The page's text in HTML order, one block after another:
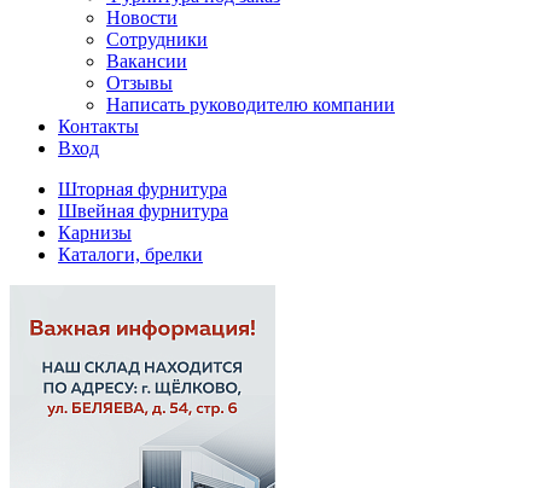
Новости
Сотрудники
Вакансии
Отзывы
Написать руководителю компании
Контакты
Вход
Шторная фурнитура
Швейная фурнитура
Карнизы
Каталоги, брелки